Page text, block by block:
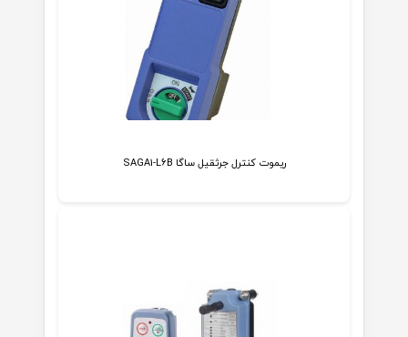
ریموت کنترل جرثقیل ساگا SAGA1-L6B